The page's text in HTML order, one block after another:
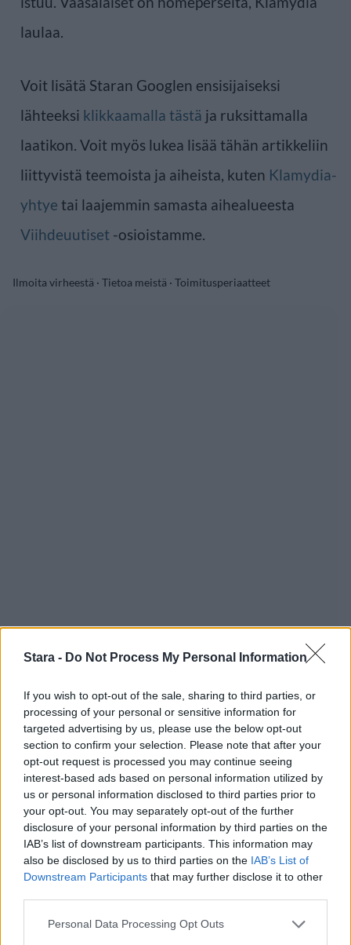
Stara - Do Not Process My Personal Information
If you wish to opt-out of the sale, sharing to third parties, or
processing of your personal or sensitive information for
targeted advertising by us, please use the below opt-out
section to confirm your selection. Please note that after your
opt-out request is processed you may continue seeing
interest-based ads based on personal information utilized by
us or personal information disclosed to third parties prior to
your opt-out. You may separately opt-out of the further
disclosure of your personal information by third parties on the
IAB’s list of downstream participants. This information may
also be disclosed by us to third parties on the IAB’s List of
Downstream Participants that may further disclose it to other
Personal Data Processing Opt Outs
laulaa.
Voit lisätä Staran Googlen ensisijaiseksi
lähteeksi klikkaamalla tästä ja ruksittamalla
laatikon. Voit myös lukea lisää tähän artikkeliin
liittyvistä teemoista ja aiheista, kuten Klamydia-
yhtye tai laajemmin samasta aihealueesta
Viihdeuutiset -osioistamme.
Ilmoita virheestä · Tietoa meistä · Toimitusperiaatteet
Staran luetuimmat
1